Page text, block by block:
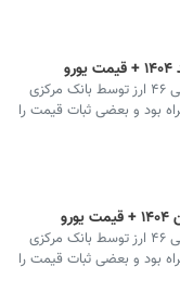
نرخ ارز در صرافی ملی و نرخ رسمی ۴۶ ارز توسط بانک مرکزی
بود و بعضی ثبات قیمت را
نرخ ارز در صرافی ملی و نرخ رسمی ۴۶ ارز توسط بانک مرکزی
بود و بعضی ثبات قیمت را